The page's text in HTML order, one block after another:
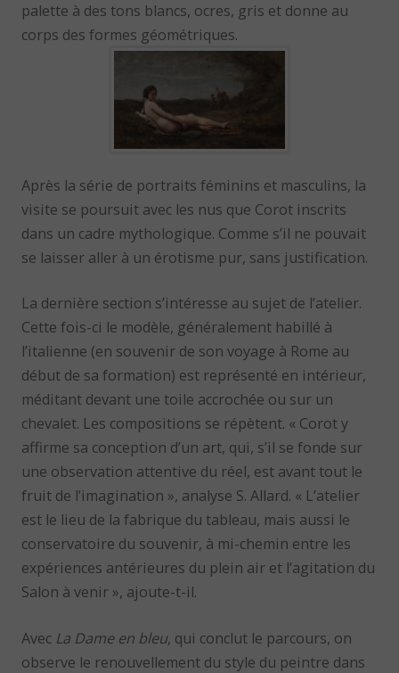
palette à des tons blancs, ocres, gris et donne au
corps des formes géométriques.
Après la série de portraits féminins et masculins, la
visite se poursuit avec les nus que Corot inscrits
dans un cadre mythologique. Comme s’il ne pouvait
se laisser aller à un érotisme pur, sans justification.
La dernière section s’intéresse au sujet de l’atelier.
Cette fois-ci le modèle, généralement habillé à
l’italienne (en souvenir de son voyage à Rome au
début de sa formation) est représenté en intérieur,
méditant devant une toile accrochée ou sur un
chevalet. Les compositions se répètent. « Corot y
affirme sa conception d’un art, qui, s’il se fonde sur
une observation attentive du réel, est avant tout le
fruit de l’imagination », analyse S. Allard. « L’atelier
est le lieu de la fabrique du tableau, mais aussi le
conservatoire du souvenir, à mi-chemin entre les
expériences antérieures du plein air et l’agitation du
Salon à venir », ajoute-t-il.
Avec La Dame en bleu, qui conclut le parcours, on
observe le renouvellement du style du peintre dans